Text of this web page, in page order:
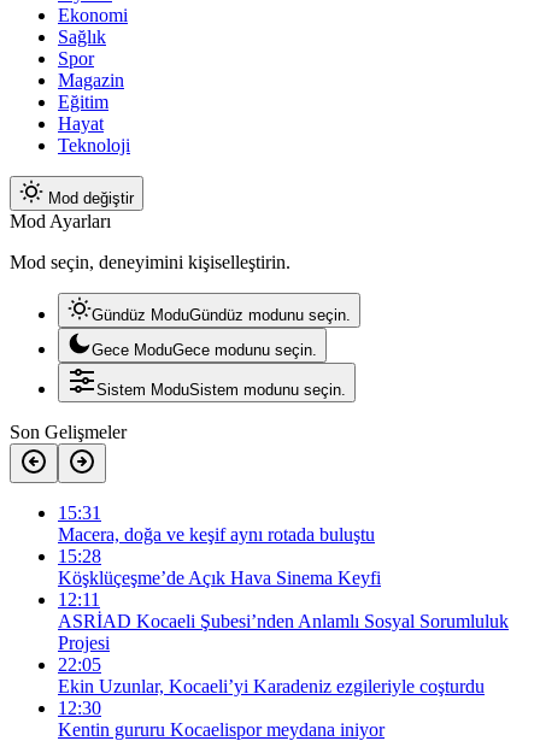
Ekonomi
Sağlık
Spor
Magazin
Eğitim
Hayat
Teknoloji
Mod değiştir
Mod Ayarları
Mod seçin, deneyimini kişiselleştirin.
Gündüz ModuGündüz modunu seçin.
Gece ModuGece modunu seçin.
Sistem ModuSistem modunu seçin.
Son Gelişmeler
15:31
Macera, doğa ve keşif aynı rotada buluştu
15:28
Köşklüçeşme’de Açık Hava Sinema Keyfi
12:11
ASRİAD Kocaeli Şubesi’nden Anlamlı Sosyal Sorumluluk
Projesi
22:05
Ekin Uzunlar, Kocaeli’yi Karadeniz ezgileriyle coşturdu
12:30
Kentin gururu Kocaelispor meydana iniyor